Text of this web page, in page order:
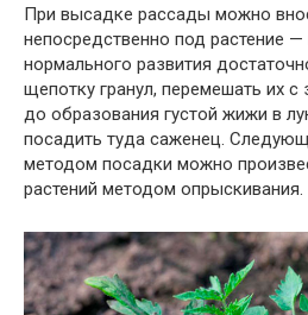
При высадке рассады можно
непосредственно под растение —
нормального развития
щепотку гранул, перемешать их с
до образования густой жижи в
посадить туда саженец.
методом посадки можно
растений методом опрыскивания.